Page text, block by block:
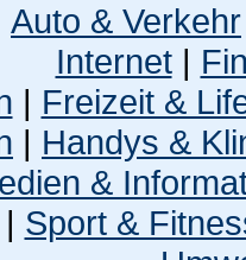
Auto & Verkehr
Internet|
| Freizeit &
| Handys &
&
| Sport &